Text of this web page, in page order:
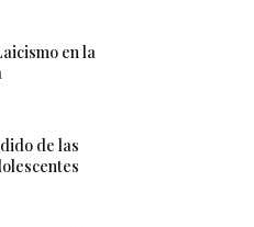
en la
de las